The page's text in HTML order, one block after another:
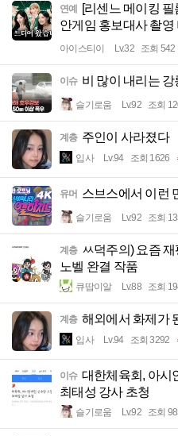
연예 [리센느 메이킹 필
안게임 홍보대사 촬영
아이스티이 Lv.32 조회 542
이슈 비 많이 내리는
슬기로움 Lv.92 조회
계층 주인이 사라졌다
입사 Lv.94 조회 1626
유머 스브스에서 이런
슬기로움 Lv.92 조회
계층 ㅆ덕주의) 요즘
노벨 완결 작품
큐땁이알 Lv.88 조회
계층 해외에서 화제가
입사 Lv.94 조회 3292
이슈 대한체육회, 아
최태성 강사 초청
슬기로움 Lv.92 조회